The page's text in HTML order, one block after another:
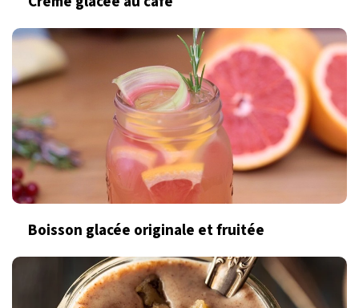
Boisson glacée originale et fruitée